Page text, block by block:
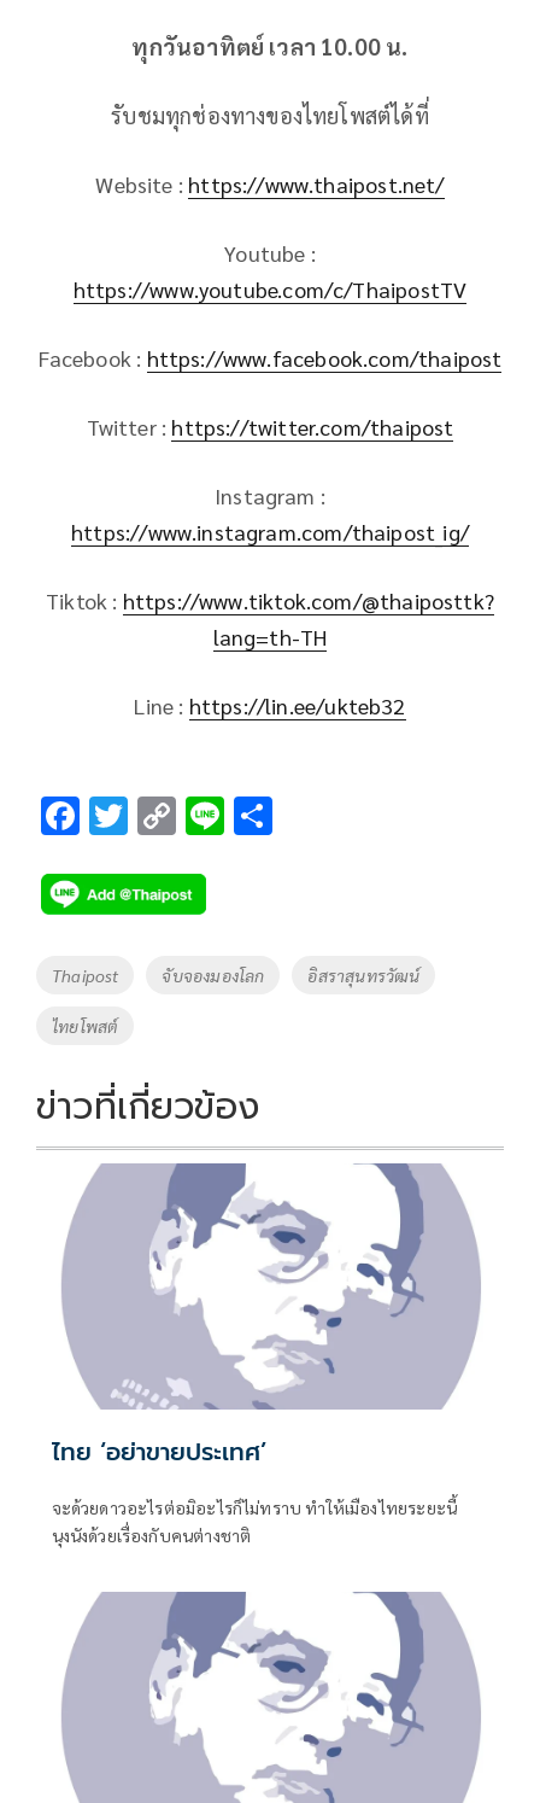
ทุกวันอาทิตย์ เวลา 10.00 น.
รับชมทุกช่องทางของไทยโพสต์ได้ที่
Website : https://www.thaipost.net/
Youtube :
https://www.youtube.com/c/ThaipostTV
Facebook : https://www.facebook.com/thaipost
Twitter : https://twitter.com/thaipost
Instagram :
https://www.instagram.com/thaipost_ig/
Tiktok : https://www.tiktok.com/@thaiposttk?
lang=th-TH
Line : https://lin.ee/ukteb32
F
e
b
o
o
k
T
tt
er
C
p
y
Li
Li
Tags
Thaipost จับจองมองโลก อิสราสุนทรวัฒน์
ไทยโพสต์
ข่าวที่เกี่ยวข้อง
ไทย ‘อย่าขายประเทศ’
จะด้วยดาวอะไรต่อมิอะไรก็ไม่ทราบ ทำให้เมืองไทยระยะนี้
นุงนังด้วยเรื่องกับคนต่างชาติ